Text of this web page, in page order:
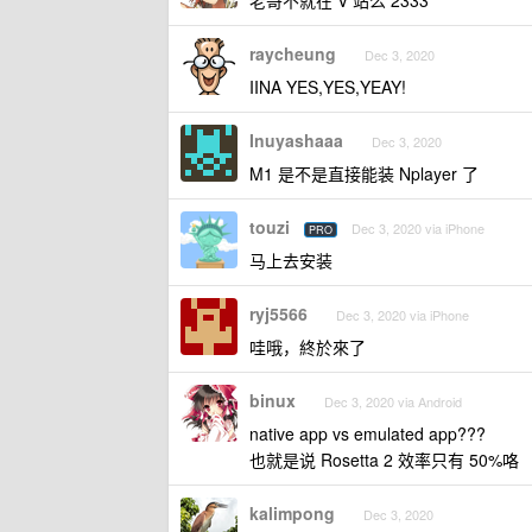
raycheung Dec 3, 2020
IINA YES,YES,YEAY!
Inuyashaaa Dec 3, 2020
M1 是不是直接能装 Nplayer 了
touzi PRO Dec 3, 2020 via iPhone
马上去安装
ryj5566 Dec 3, 2020 via iPhone
哇哦，終於來了
binux Dec 3, 2020 via Android
native app vs emulated app???
也就是说 Rosetta 2 效率只有 50%咯
kalimpong Dec 3, 2020